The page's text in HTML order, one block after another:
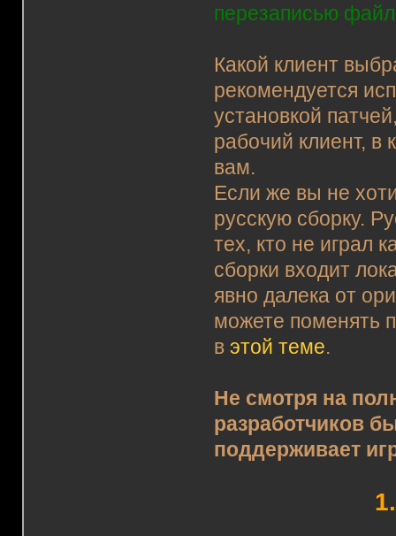
перезаписью
Какой клиент
рекомендуется
установкой
рабочий клиент, в
вам.
Если же вы не
русскую сборку.
тех, кто не играл
сборки входит
явно далека от
можете поменять
вэтой теме.
Не смотря на
разработчиков
поддерживает